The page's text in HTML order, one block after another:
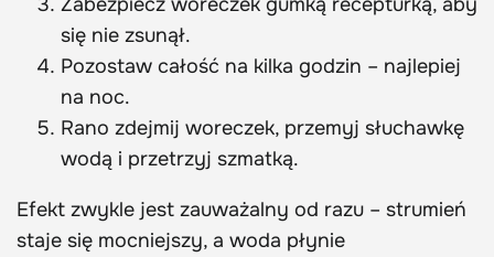
się nie zsunął.
Pozostaw całość na kilka godzin – najlepiej
na noc.
Rano zdejmij woreczek, przemyj słuchawkę
wodą i przetrzyj szmatką.
Efekt zwykle jest zauważalny od razu – strumień
staje się mocniejszy, a woda płynie